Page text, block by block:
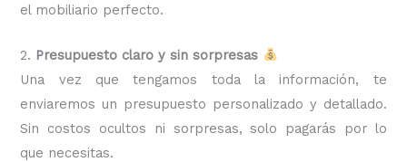
el mobiliario perfecto.
2. Presupuesto claro y sin sorpresas
Una vez que tengamos toda la información, te
enviaremos un presupuesto personalizado y detallado.
Sin costos ocultos ni sorpresas, solo pagarás por lo
que necesitas.